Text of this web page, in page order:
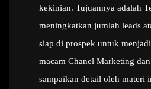
kekinian. Tujuannya adalah
meningkatkan jumlah leads
siap di prospek untuk
macam Chanel Marketing
sampaikan detail oleh materi